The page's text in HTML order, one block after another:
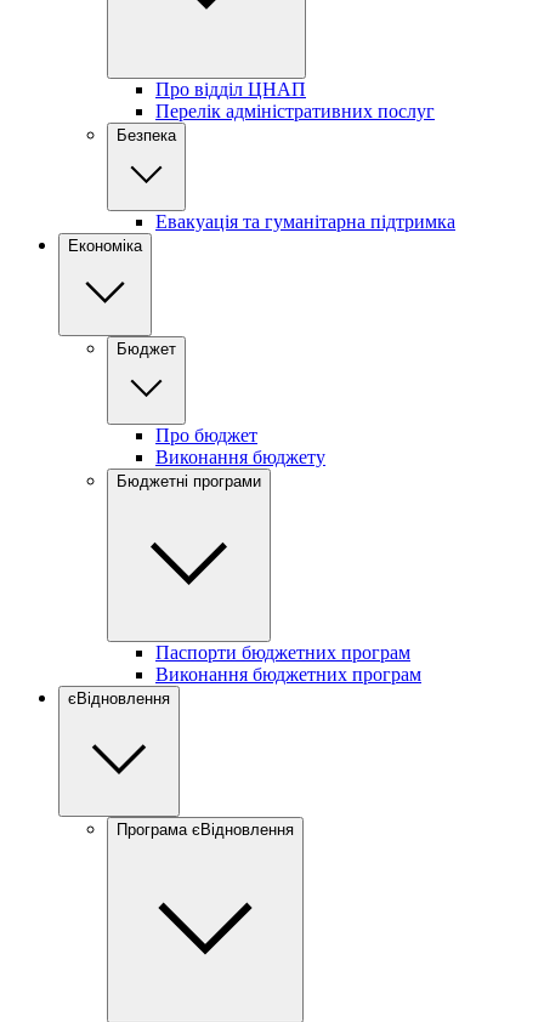
Про відділ ЦНАП
Перелік адміністративних послуг
Безпека
Евакуація та гуманітарна підтримка
Економіка
Бюджет
Про бюджет
Виконання бюджету
Бюджетні програми
Паспорти бюджетних програм
Виконання бюджетних програм
єВідновлення
Програма єВідновлення